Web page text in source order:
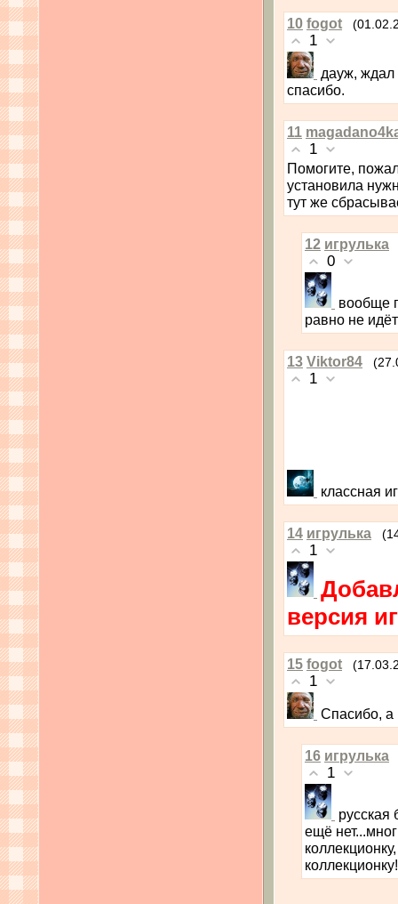
10 fogot
1
дауж, ждал
спасибо.
11
1
Помогите,
установила
тут же
12 игрулька
0
вообще
равно не
13 Viktor84
1
классная
14 игрулька
1
версия
15 fogot
1
Спасибо, а
16 игрулька
1
русская
ещё